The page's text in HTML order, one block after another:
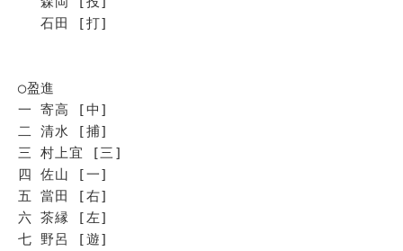
石田 [打]
◯盈進
一 寄高 [中]
二 清水 [捕]
三 村上宜 [三]
四 佐山 [一]
五 當田 [右]
六 茶縁 [左]
七 野呂 [遊]